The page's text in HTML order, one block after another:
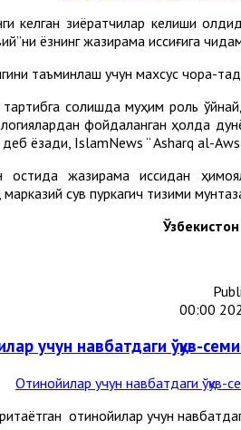
келган зиёратчилар келиши
ёзнинг жазирама иссиғига
таъминлаш учун махсус чора-
солишда муҳим роль
фойдаланган ҳолда
ёзади, IslamNews “ Asharq al-
жазирама иссиқдан
сув пуркагич тизими
учун навбатдаги ўқув-
отинойилар учун